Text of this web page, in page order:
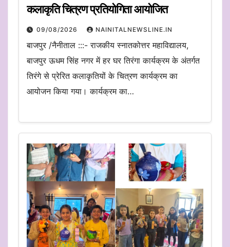
कलाकृति चित्रण प्रतियोगिता आयोजित
09/08/2026 NAINITALNEWSLINE.IN
बाजपुर /नैनीताल :::- राजकीय स्नातकोत्तर महाविद्यालय,
बाजपुर ऊधम सिंह नगर में हर घर तिरंगा कार्यक्रम के अंतर्गत
तिरंगे से प्रेरित कलाकृतियों के चित्रण कार्यक्रम का
आयोजन किया गया। कार्यक्रम का…